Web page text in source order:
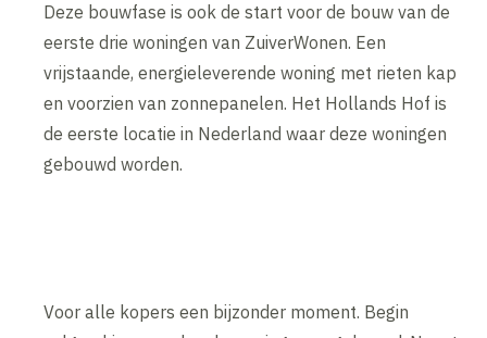
Deze bouwfase is ook de start voor de bouw van de
eerste drie woningen van ZuiverWonen. Een
vrijstaande, energieleverende woning met rieten kap
en voorzien van zonnepanelen. Het Hollands Hof is
de eerste locatie in Nederland waar deze woningen
gebouwd worden.
Voor alle kopers een bijzonder moment. Begin